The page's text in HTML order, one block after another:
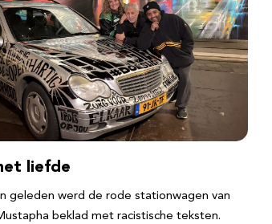
liefde
geleden werd de rode stationwagen van
beklad met racistische teksten.